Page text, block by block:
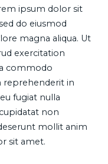
ipsum dolor sit
do eiusmod
magna aliqua. Ut
exercitation
commodo
reprehenderit in
fugiat nulla
non
mollit anim
sit amet.